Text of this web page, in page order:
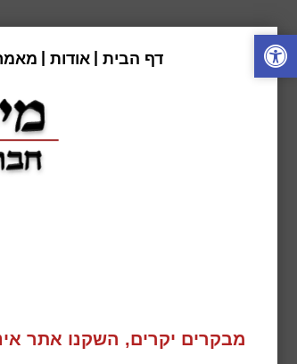
דף הבית אודות
מבקרים יקרים, השקנו אתר